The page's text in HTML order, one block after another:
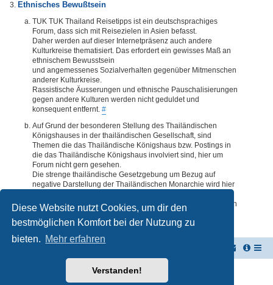
Diese Website nutzt Cookies, um dir den
bestmöglichen Komfort bei der Nutzung zu
bieten. Mehr erfahren
Verstanden!
Ethnisches Bewußtsein
TUK TUK Thailand Reisetipps ist ein deutschsprachiges
Forum, dass sich mit Reisezielen in Asien befasst.
Daher werden auf dieser Internetpräsenz auch andere
Kulturkreise thematisiert. Das erfordert ein gewisses Maß an
ethnischem Bewusstsein
und angemessenes Sozialverhalten gegenüber Mitmenschen
anderer Kulturkreise.
Rassistische Äusserungen und ethnische Pauschalisierungen
gegen andere Kulturen werden nicht geduldet und
konsequent entfernt. #
Auf Grund der besonderen Stellung des Thailändischen
Königshauses in der thailändischen Gesellschaft, sind
Themen die das Thailändische Königshaus bzw. Postings in
die das Thailändische Königshaus involviert sind, hier um
Forum nicht gern gesehen.
Die strenge thailändische Gesetzgebung um Bezug auf
negative Darstellung der Thailändischen Monarchie wird hier
deren Inhalte diesbezüglich auch nur ansatzweise bedenklich
erscheinen, kommentarlos entfernt. #
Powered byphpBB® Forum Software © phpBB Limited
Deutsche Übersetzung durchphpBB.de